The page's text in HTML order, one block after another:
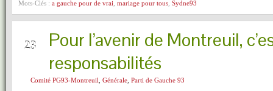
Mots-Clés : a gauche pour de vrai mariage pour tous Sydne93
23
Pour l’avenir de Montreuil,
responsabilités
Comité PG93-Montreuil Générale Parti de Gauche 93